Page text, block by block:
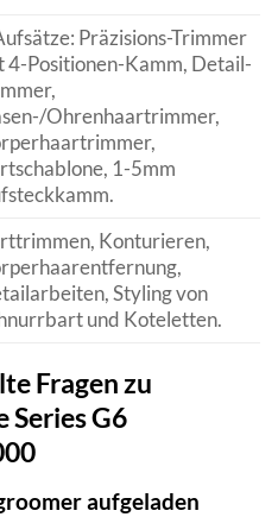
Präzisions-Trimmer
4-Positionen-Kamm, Detail-
Ohrenhaartrimmer,
1-5mm
Konturieren,
Styling von
und Koteletten.
Fragen zu
Series G6
aufgeladen